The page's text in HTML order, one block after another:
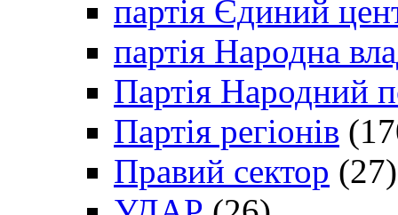
партія Єдиний
партія Народна
Партія Народний
Партія регіонів
Правий сектор (27)